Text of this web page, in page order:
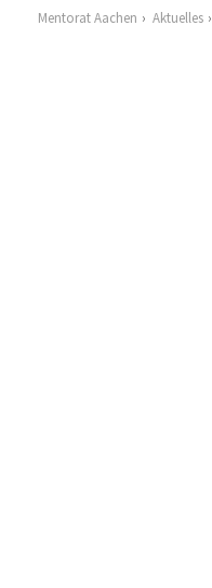
Mentorat Aachen Aktuelles